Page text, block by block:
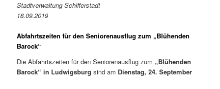
Stadtverwaltung Schifferstadt
18.09.2019
Abfahrtszeiten für den Seniorenausflug zum „Blühenden
Barock“
Die Abfahrtszeiten für den Seniorenausflug zum „Blühenden
Barock“ in Ludwigsburg sind am Dienstag, 24. September